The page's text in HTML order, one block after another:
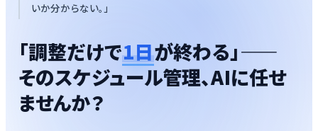
いか分からない。」
「調整だけで1日が終わる」――
そのスケジュール管理、AIに任せ
ませんか？